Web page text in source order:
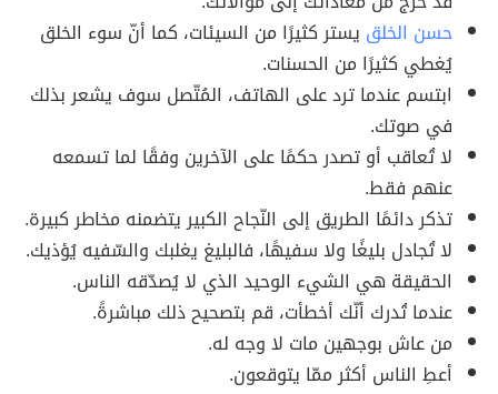
حسن الخلق يستر كثيرًا من السيئات، كما أنّ سوء الخلق
يُغطي كثيرًا من الحسنات.
ابتسم عندما ترد على الهاتف، المُتّصل سوف يشعر بذلك
في صوتك.
لا تُعاقب أو تصدر حكمًا على الآخرين وفقًا لما تسمعه
عنهم فقط.
تذكر دائمًا الطريق إلى النّجاح الكبير يتضمنه مخاطر كبيرة.
لا تُجادل بليغًا ولا سفيهًا، فالبليغ يغلبك والسّفيه يُؤذيك.
الحقيقة هي الشيء الوحيد الذي لا يُصدّقه الناس.
عندما تُدرك أنّك أخطأت، قم بتصحيح ذلك مباشرةً.
من عاش بوجهين مات لا وجه له.
أعطِ الناس أكثر ممّا يتوقعون.